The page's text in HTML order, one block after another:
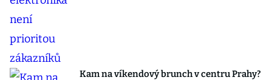
Kam na víkendový brunch v centru Prahy?